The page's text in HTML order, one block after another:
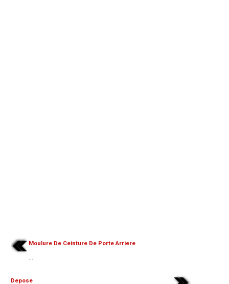
Moulure De Ceinture De Porte Arriere
Depose